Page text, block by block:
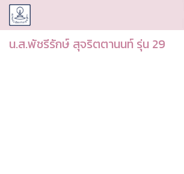
CUDAA
น.ส.พัชรีรักษ์ สุจริตตานนท์ รุ่น 29